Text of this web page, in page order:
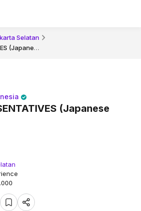
Selatan
SALES REPRESENTATIVES (Japanese Speaker)
(Japanese